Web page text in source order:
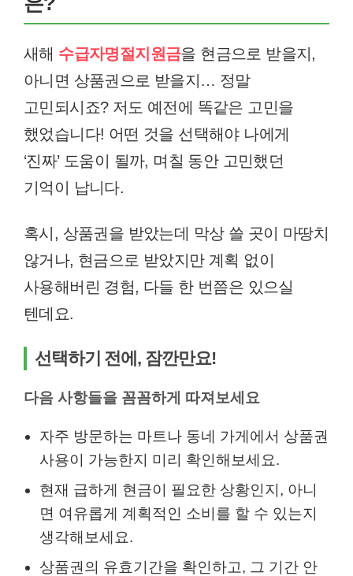
새해 수급자명절지원금을 현금으로 받을지,
아니면 상품권으로 받을지… 정말
고민되시죠? 저도 예전에 똑같은 고민을
했었습니다! 어떤 것을 선택해야 나에게
‘진짜’ 도움이 될까, 며칠 동안 고민했던
기억이 납니다.
혹시, 상품권을 받았는데 막상 쓸 곳이 마땅치
않거나, 현금으로 받았지만 계획 없이
사용해버린 경험, 다들 한 번쯤은 있으실
텐데요.
선택하기 전에, 잠깐만요!
다음 사항들을 꼼꼼하게 따져보세요
자주 방문하는 마트나 동네 가게에서 상품권
사용이 가능한지 미리 확인해보세요.
현재 급하게 현금이 필요한 상황인지, 아니
면 여유롭게 계획적인 소비를 할 수 있는지
생각해보세요.
상품권의 유효기간을 확인하고, 그 기간 안